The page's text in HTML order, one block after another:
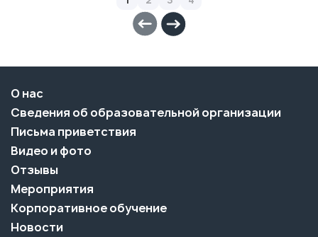
О нас
Сведения об образовательной организации
Письма приветствия
Видео и фото
Отзывы
Мероприятия
Корпоративное обучение
Новости